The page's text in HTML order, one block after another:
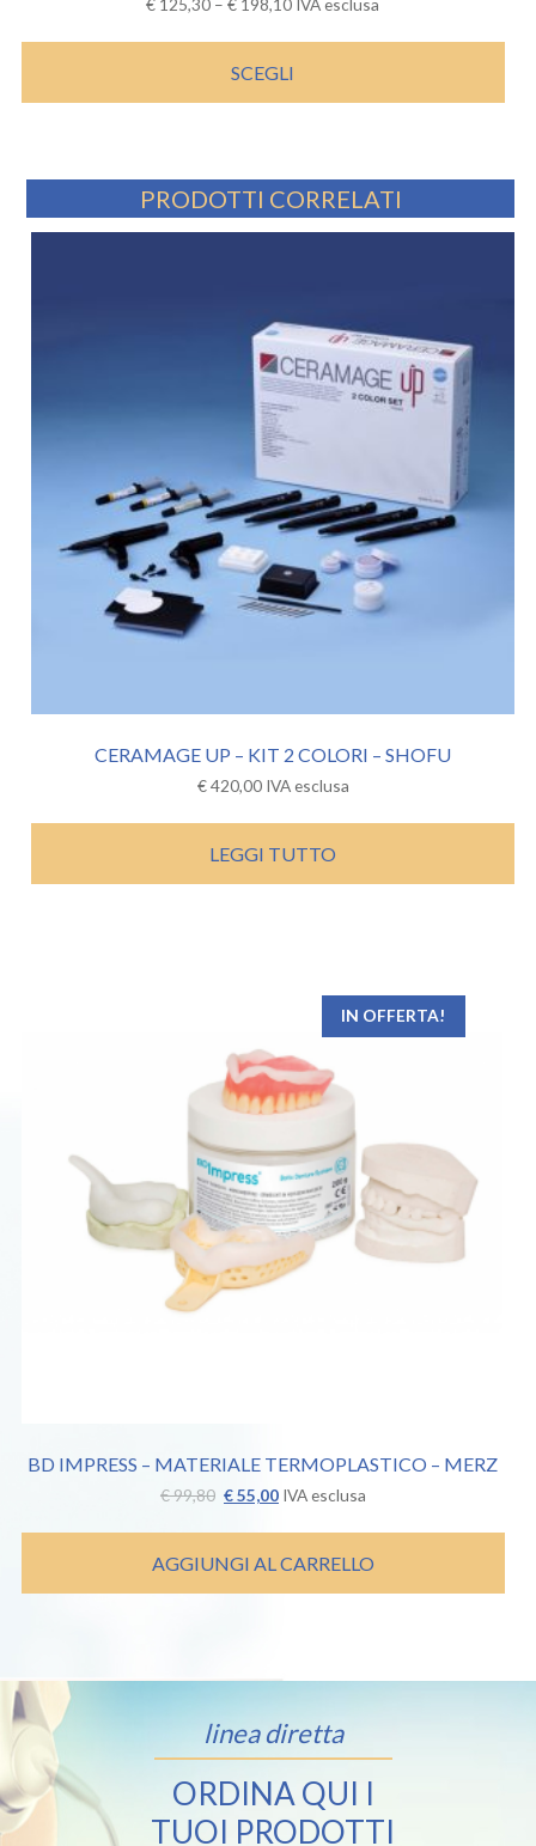
SCEGLI
PRODOTTI CORRELATI
CERAMAGE UP – KIT 2 COLORI – SHOFU
€420,00 IVA esclusa
LEGGI TUTTO
IN OFFERTA!
BD IMPRESS – MATERIALE TERMOPLASTICO – MERZ
€99,80 Il
originale
era:
€ 99,80.
€55,00Il
attuale
è:
€ 55,00.
IVA esclusa
AGGIUNGI AL CARRELLO
linea diretta
ORDINA QUI I
TUOI PRODOTTI